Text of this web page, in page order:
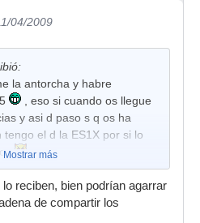
04/2009
la antorcha y habre
, eso si cuando os llegue
y asi d paso s q os ha
tengo el d la ES1X por si lo
Mostrar más
reciben, bien podrían agarrar
de compartir los